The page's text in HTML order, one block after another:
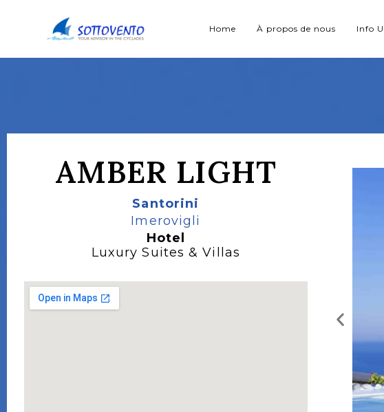
Home À propos de nous Info
AMBER LIGHT
Santorini
Imerovigli
Hotel
Luxury Suites & Villas